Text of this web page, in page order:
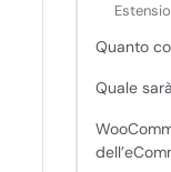
Quanto
Quale